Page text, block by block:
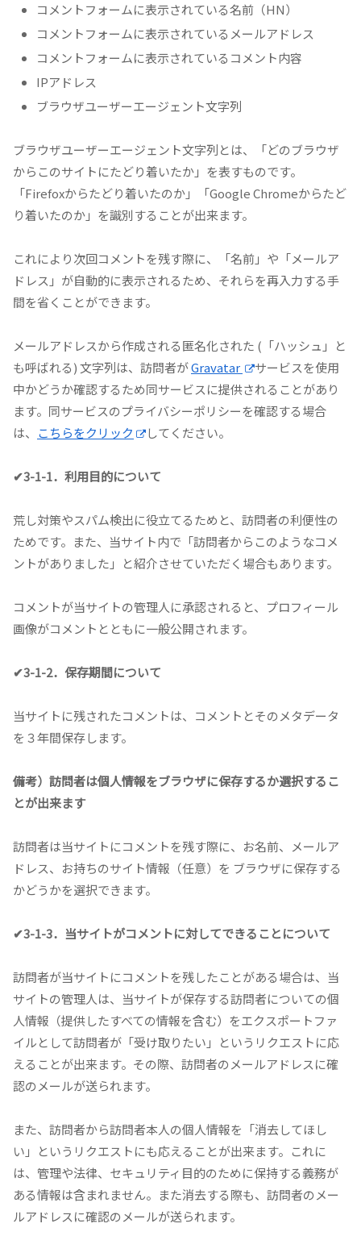
コメントフォームに表示されている名前（HN）
コメントフォームに表示されているメールアドレス
コメントフォームに表示されているコメント内容
IPアドレス
ブラウザユーザーエージェント文字列
ブラウザユーザーエージェント文字列とは、「どのブラウザ
からこのサイトにたどり着いたか」を表すものです。
「Firefoxからたどり着いたのか」「Google Chromeからたど
り着いたのか」を識別することが出来ます。
これにより次回コメントを残す際に、「名前」や「メールア
ドレス」が自動的に表示されるため、それらを再入力する手
間を省くことができます。
メールアドレスから作成される匿名化された (「ハッシュ」と
も呼ばれる) 文字列は、訪問者がGravatar
サービスを使用
中かどうか確認するため同サービスに提供されることがあり
ます。同サービスのプライバシーポリシーを確認する場合
は、 こちらをクリック してください。
✔3-1-1．利用目的について
荒し対策やスパム検出に役立てるためと、訪問者の利便性の
ためです。また、当サイト内で「訪問者からこのようなコメ
ントがありました」と紹介させていただく場合もあります。
コメントが当サイトの管理人に承認されると、プロフィール
画像がコメントとともに一般公開されます。
✔3-1-2．保存期間について
当サイトに残されたコメントは、コメントとそのメタデータ
を３年間保存します。
備考）訪問者は個人情報をブラウザに保存するか選択するこ
とが出来ます
訪問者は当サイトにコメントを残す際に、お名前、メールア
ドレス、お持ちのサイト情報（任意）を ブラウザに保存する
かどうかを選択できます。
✔3-1-3．当サイトがコメントに対してできることについて
訪問者が当サイトにコメントを残したことがある場合は、当
サイトの管理人は、当サイトが保存する訪問者についての個
人情報（提供したすべての情報を含む）をエクスポートファ
イルとして訪問者が「受け取りたい」というリクエストに応
えることが出来ます。その際、訪問者のメールアドレスに確
認のメールが送られます。
また、訪問者から訪問者本人の個人情報を「消去してほし
い」というリクエストにも応えることが出来ます。これに
は、管理や法律、セキュリティ目的のために保持する義務が
ある情報は含まれません。また消去する際も、訪問者のメー
ルアドレスに確認のメールが送られます。